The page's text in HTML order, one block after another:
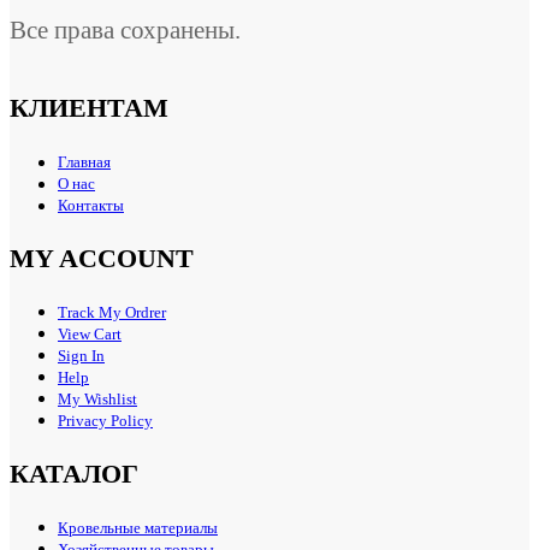
Все права сохранены.
КЛИЕНТАМ
Главная
О нас
Контакты
MY ACCOUNT
Track My Ordrer
View Cart
Sign In
Help
My Wishlist
Privacy Policy
КАТАЛОГ
Кровельные материалы